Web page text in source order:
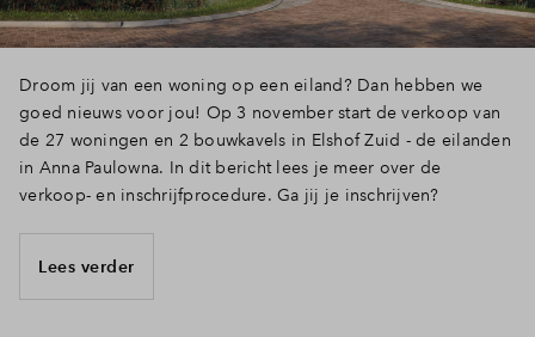
Droom jij van een woning op een eiland? Dan hebben we
goed nieuws voor jou! Op 3 november start de verkoop van
de 27 woningen en 2 bouwkavels in Elshof Zuid - de eilanden
in Anna Paulowna. In dit bericht lees je meer over de
verkoop- en inschrijfprocedure. Ga jij je inschrijven?
Lees verder